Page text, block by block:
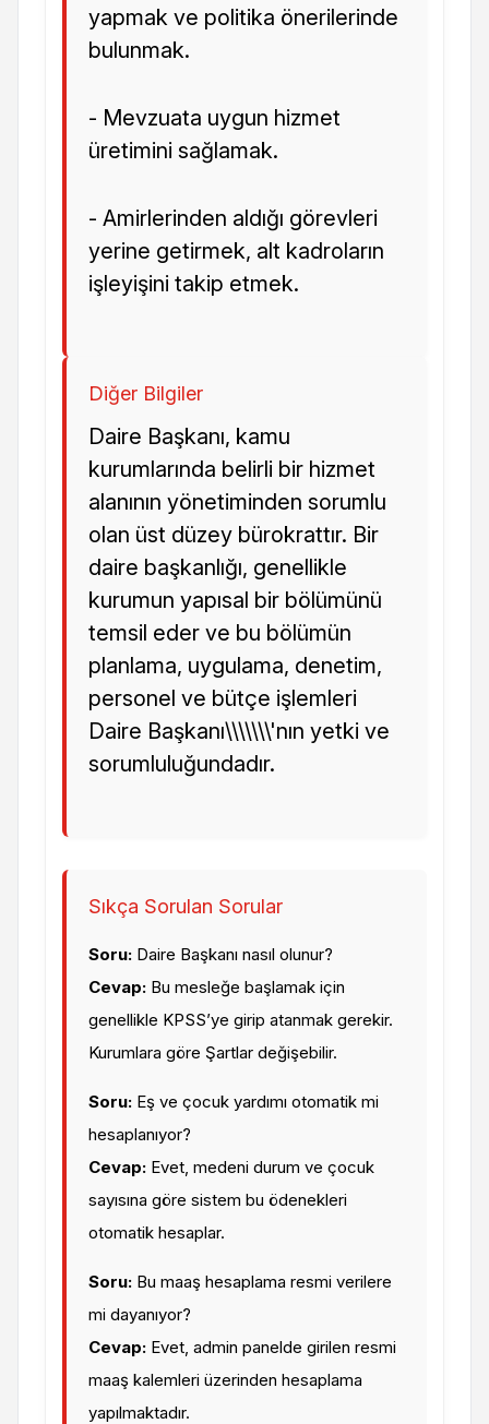
yapmak ve politika önerilerinde
bulunmak.
- Mevzuata uygun hizmet
üretimini sağlamak.
- Amirlerinden aldığı görevleri
yerine getirmek, alt kadroların
işleyişini takip etmek.
Diğer Bilgiler
Daire Başkanı, kamu
kurumlarında belirli bir hizmet
alanının yönetiminden sorumlu
olan üst düzey bürokrattır. Bir
daire başkanlığı, genellikle
kurumun yapısal bir bölümünü
temsil eder ve bu bölümün
planlama, uygulama, denetim,
personel ve bütçe işlemleri
Daire Başkanı\\\\\\\'nın yetki ve
sorumluluğundadır.
Sıkça Sorulan Sorular
Soru: Daire Başkanı nasıl olunur?
Cevap: Bu mesleğe başlamak için
genellikle KPSS’ye girip atanmak gerekir.
Kurumlara göre Şartlar değişebilir.
Soru: Eş ve çocuk yardımı otomatik mi
hesaplanıyor?
Cevap: Evet, medeni durum ve çocuk
sayısına göre sistem bu ödenekleri
otomatik hesaplar.
Soru: Bu maaş hesaplama resmi verilere
mi dayanıyor?
Cevap: Evet, admin panelde girilen resmi
maaş kalemleri üzerinden hesaplama
yapılmaktadır.